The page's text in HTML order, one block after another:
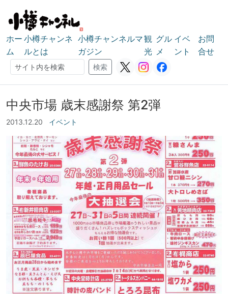
ホー
ム
小樽チャンネ
ルとは
小樽チャンネルマ
ガジン
観
光
グル
メ
イベ
ント
お問
合せ
検索
検索
中央市場 歳末感謝祭 第2弾
2013.12.20 イベント